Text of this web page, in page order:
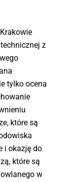
z
tylko ocena
które są
i okazję do
które są
w